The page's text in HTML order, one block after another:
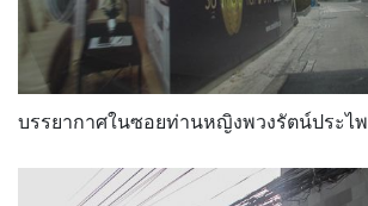
บรรยากาศในซอยท่านหญิงพวงรัตน์ประไพ